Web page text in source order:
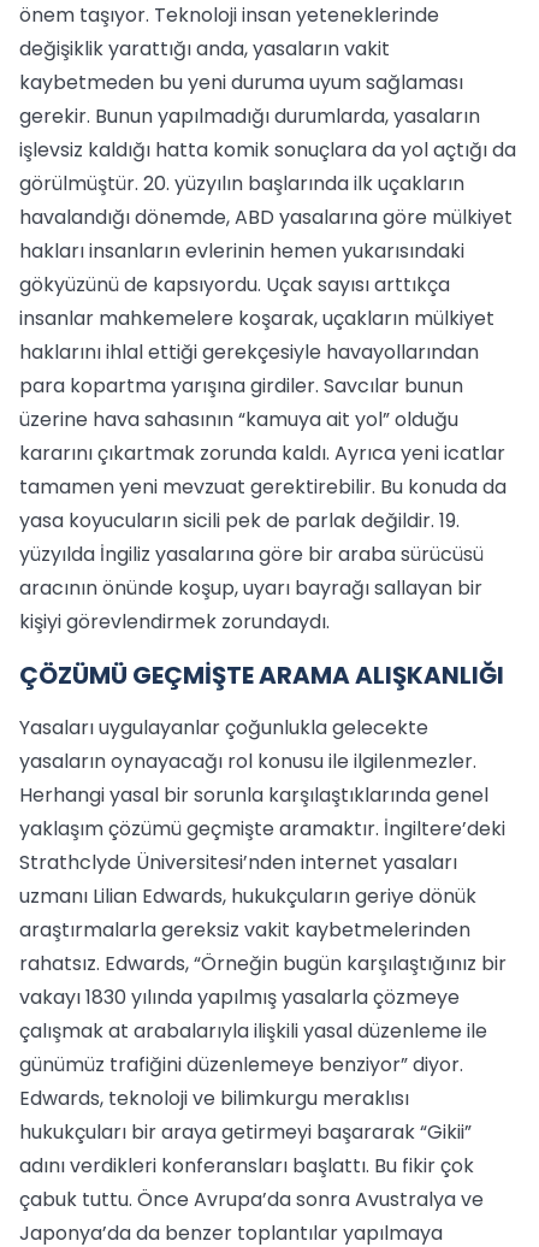
önem taşıyor. Teknoloji insan yeteneklerinde
değişiklik yarattığı anda, yasaların vakit
kaybetmeden bu yeni duruma uyum sağlaması
gerekir. Bunun yapılmadığı durumlarda, yasaların
işlevsiz kaldığı hatta komik sonuçlara da yol açtığı da
görülmüştür. 20. yüzyılın başlarında ilk uçakların
havalandığı dönemde, ABD yasalarına göre mülkiyet
hakları insanların evlerinin hemen yukarısındaki
gökyüzünü de kapsıyordu. Uçak sayısı arttıkça
insanlar mahkemelere koşarak, uçakların mülkiyet
haklarını ihlal ettiği gerekçesiyle havayollarından
para kopartma yarışına girdiler. Savcılar bunun
üzerine hava sahasının “kamuya ait yol” olduğu
kararını çıkartmak zorunda kaldı. Ayrıca yeni icatlar
tamamen yeni mevzuat gerektirebilir. Bu konuda da
yasa koyucuların sicili pek de parlak değildir. 19.
yüzyılda İngiliz yasalarına göre bir araba sürücüsü
aracının önünde koşup, uyarı bayrağı sallayan bir
kişiyi görevlendirmek zorundaydı.
ÇÖZÜMÜ GEÇMİŞTE ARAMA ALIŞKANLIĞI
Yasaları uygulayanlar çoğunlukla gelecekte
yasaların oynayacağı rol konusu ile ilgilenmezler.
Herhangi yasal bir sorunla karşılaştıklarında genel
yaklaşım çözümü geçmişte aramaktır. İngiltere’deki
Strathclyde Üniversitesi’nden internet yasaları
uzmanı Lilian Edwards, hukukçuların geriye dönük
araştırmalarla gereksiz vakit kaybetmelerinden
rahatsız. Edwards, “Örneğin bugün karşılaştığınız bir
vakayı 1830 yılında yapılmış yasalarla çözmeye
çalışmak at arabalarıyla ilişkili yasal düzenleme ile
günümüz trafiğini düzenlemeye benziyor” diyor.
Edwards, teknoloji ve bilimkurgu meraklısı
hukukçuları bir araya getirmeyi başararak “Gikii”
adını verdikleri konferansları başlattı. Bu fikir çok
çabuk tuttu. Önce Avrupa’da sonra Avustralya ve
Japonya’da da benzer toplantılar yapılmaya